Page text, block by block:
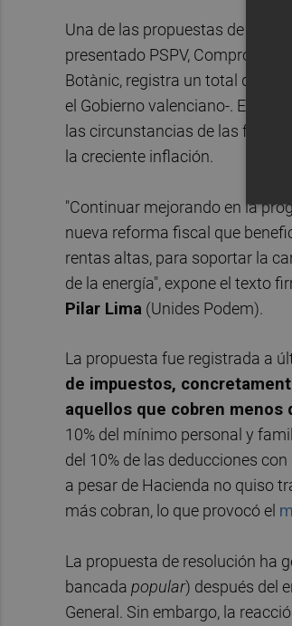
Una de las propuestas de
presentado PSPV, Compromís
Botànic, registra un total de 12
el Gobierno valenciano-. En
las circunstancias de las
la creciente inflación.
"Continuar mejorando en la
nueva reforma fiscal que
rentas altas, para soportar la
de la energía", expone el texto
Pilar Lima (Unides Podem).
La propuesta fue registrada a
de impuestos,
aquellos que cobren menos
10% del mínimo personal y
del 10% de las deducciones
a pesar de Hacienda no quiso
más cobran, lo que provocó el
La propuesta de resolución ha
bancada popular) después del
General. Sin embargo, la